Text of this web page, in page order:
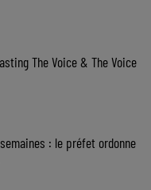
The Voice & The Voice
: le préfet ordonne